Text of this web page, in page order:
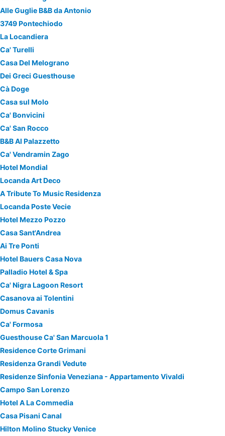
Alle Guglie B&B da Antonio
3749 Pontechiodo
La Locandiera
Ca' Turelli
Casa Del Melograno
Dei Greci Guesthouse
Cà Doge
Casa sul Molo
Ca' Bonvicini
Ca' San Rocco
B&B Al Palazzetto
Ca' Vendramin Zago
Hotel Mondial
Locanda Art Deco
A Tribute To Music Residenza
Locanda Poste Vecie
Hotel Mezzo Pozzo
Casa Sant'Andrea
Ai Tre Ponti
Hotel Bauers Casa Nova
Palladio Hotel & Spa
Ca' Nigra Lagoon Resort
Casanova ai Tolentini
Domus Cavanis
Ca' Formosa
Guesthouse Ca' San Marcuola 1
Residence Corte Grimani
Residenza Grandi Vedute
Residenze Sinfonia Veneziana - Appartamento Vivaldi
Campo San Lorenzo
Hotel A La Commedia
Casa Pisani Canal
Hilton Molino Stucky Venice